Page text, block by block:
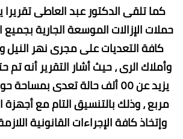
كما تلقى الدكتور عبد العاطى
حملات الإزالات الموسعة الجارية بجميع
كافة التعديات على مجرى نهر النيل
وأملاك الرى ، حيث أشار التقرير أنه تم
مربع ، وذلك بالتنسيق التام مع أجهزة
وإتخاذ كافة الإجراءات القانونية